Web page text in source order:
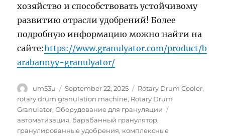
хозяйство и способствовать устойчивому
развитию отрасли удобрений! Более
подробную информацию можно найти на
сайте:https://www.granulyator.com/product/b
arabannyy-granulyator/
Author
um53u
Posted
on
September 22, 2025 Categories
Rotary Drum Cooler,
rotary drum granulation machine, Rotary Drum
Granulator,Оборудование для грануляции
автоматизация, барабанный гранулятор,
гранулированные удобрения, комплексные